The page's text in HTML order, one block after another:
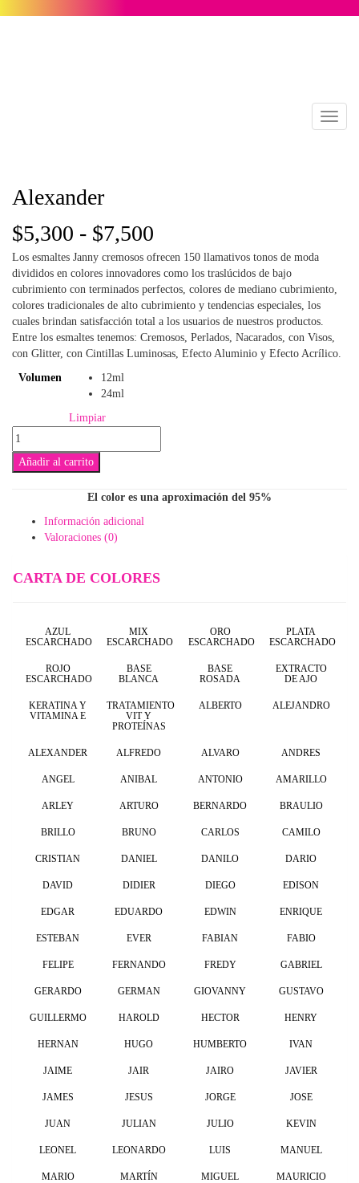
Toggle
Alexander
$5,300 - $7,500
de
precios:
desde
$5,300
$7,500
Los esmaltes Janny cremosos ofrecen 150 llamativos tonos de moda
divididos en colores innovadores como los traslúcidos de bajo
cubrimiento con terminados perfectos, colores de mediano cubrimiento,
colores tradicionales de alto cubrimiento y tendencias especiales, los
cuales brindan satisfacción total a los usuarios de nuestros productos.
Entre los esmaltes tenemos: Cremosos, Perlados, Nacarados, con Visos,
con Glitter, con Cintillas Luminosas, Efecto Aluminio y Efecto Acrílico.
Volumen
12ml
24ml
Limpiar
Alexander
cantidad
Añadir al carrito
El color es una aproximación del 95%
Información adicional
Valoraciones (0)
CARTA DE COLORES
AZUL
ESCARCHADO
MIX
ESCARCHADO
ORO
ESCARCHADO
PLATA
ESCARCHADO
ROJO
ESCARCHADO
BASE
BLANCA
BASE
ROSADA
EXTRACTO
DE AJO
KERATINA Y
VITAMINA E
TRATAMIENTO
VIT Y
PROTEÍNAS
ALBERTO ALEJANDRO
ALEXANDER ALFREDO ALVARO ANDRES
ANGEL ANIBAL ANTONIO AMARILLO
ARLEY ARTURO BERNARDO BRAULIO
BRILLO BRUNO CARLOS CAMILO
CRISTIAN DANIEL DANILO DARIO
DAVID DIDIER DIEGO EDISON
EDGAR EDUARDO EDWIN ENRIQUE
ESTEBAN EVER FABIAN FABIO
FELIPE FERNANDO FREDY GABRIEL
GERARDO GERMAN GIOVANNY GUSTAVO
GUILLERMO HAROLD HECTOR HENRY
HERNAN HUGO HUMBERTO IVAN
JAIME JAIR JAIRO JAVIER
JAMES JESUS JORGE JOSE
JUAN JULIAN JULIO KEVIN
LEONEL LEONARDO LUIS MANUEL
MARIO MARTÍN MIGUEL MAURICIO